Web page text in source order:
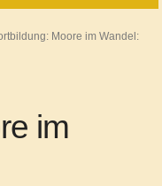
Moore im Wandel:
im